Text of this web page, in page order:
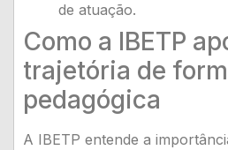
de atuação.
Como a IBETP
trajetória de
pedagógica
A IBETP entende a